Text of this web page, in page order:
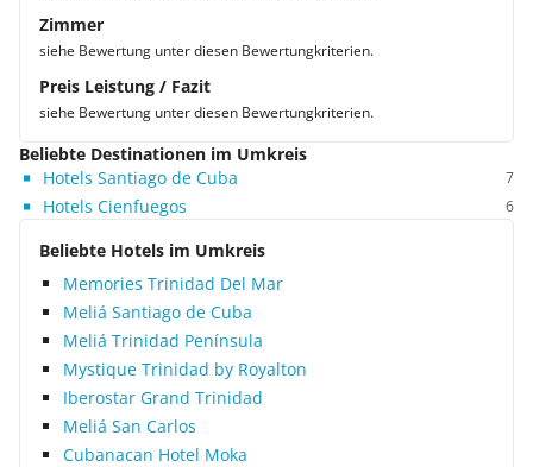
Zimmer
siehe Bewertung unter diesen Bewertungkriterien.
Preis Leistung / Fazit
siehe Bewertung unter diesen Bewertungkriterien.
Beliebte Destinationen im Umkreis
Hotels Santiago de Cuba
7
Hotels Cienfuegos 6
Beliebte Hotels im Umkreis
Memories Trinidad Del Mar
Meliá Santiago de Cuba
Meliá Trinidad Península
Mystique Trinidad by Royalton
Iberostar Grand Trinidad
Meliá San Carlos
Cubanacan Hotel Moka